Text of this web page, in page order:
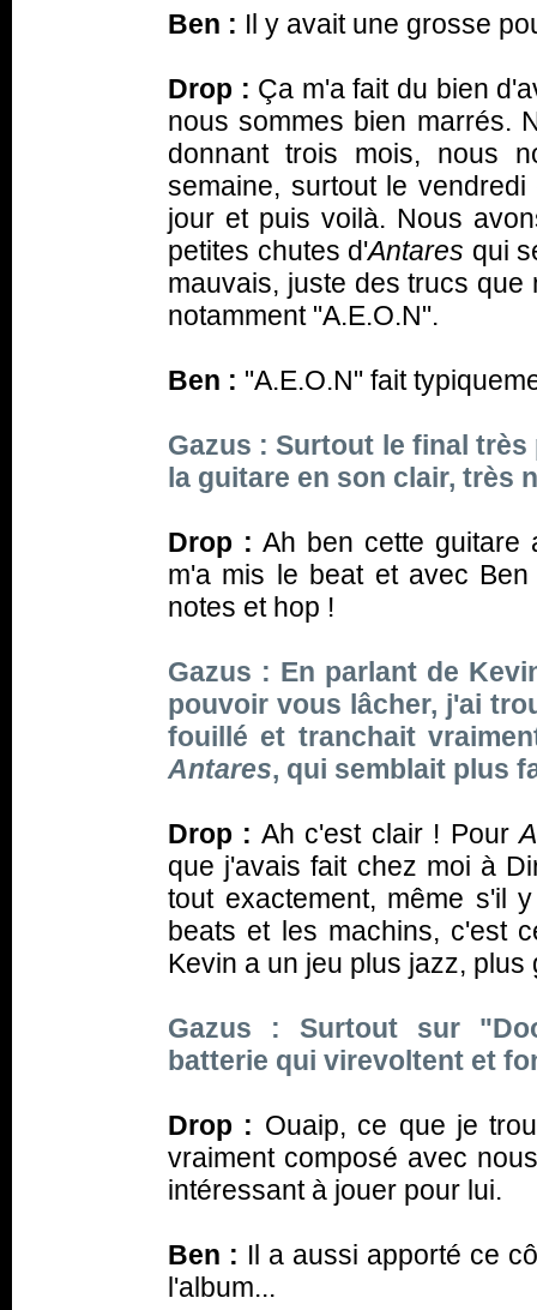
Ben : Il y avait une grosse
Drop : Ça m'a fait du bien
nous sommes bien marrés.
donnant trois mois, nous
semaine, surtout le
jour et puis voilà. Nous
petites chutes d'Antares qui
mauvais, juste des trucs
notamment "A.E.O.N".
Ben : "A.E.O.N" fait
Gazus : Surtout le final
la guitare en son clair, très
Drop : Ah ben cette guitare
m'a mis le beat et avec
notes et hop !
Gazus : En parlant de
pouvoir vous lâcher, j'ai
fouillé et tranchait
Antares, qui semblait plus
Drop : Ah c'est clair ! Pour
que j'avais fait chez moi à
tout exactement, même s'il
beats et les machins, c'est
Kevin a un jeu plus jazz, plus
Gazus : Surtout sur
batterie qui virevoltent et
Drop : Ouaip, ce que je
vraiment composé avec
intéressant à jouer pour lui.
Ben : Il a aussi apporté ce
l'album...